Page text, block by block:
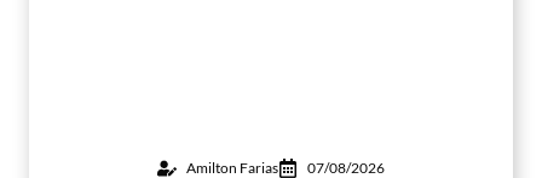
Amilton Farias 07/08/2026